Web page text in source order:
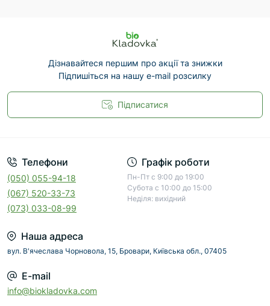
Дізнавайтеся першим про акції та знижки
Підпишіться на нашу e-mail розсилку
Підписатися
Телефони
(050) 055-94-18
(067) 520-33-73
(073) 033-08-99
Графік роботи
Пн-Пт с 9:00 до 19:00
Субота с 10:00 до 15:00
Неділя: вихідний
Наша адреса
вул. В'ячеслава Чорновола, 15, Бровари, Київська обл., 07405
E-mail
info@biokladovka.com